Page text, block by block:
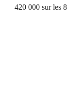
420 000 sur les